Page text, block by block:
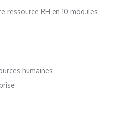
ressource RH en 10 modules
humaines